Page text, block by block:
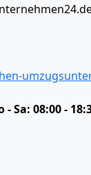
- Sa: 08:00 -